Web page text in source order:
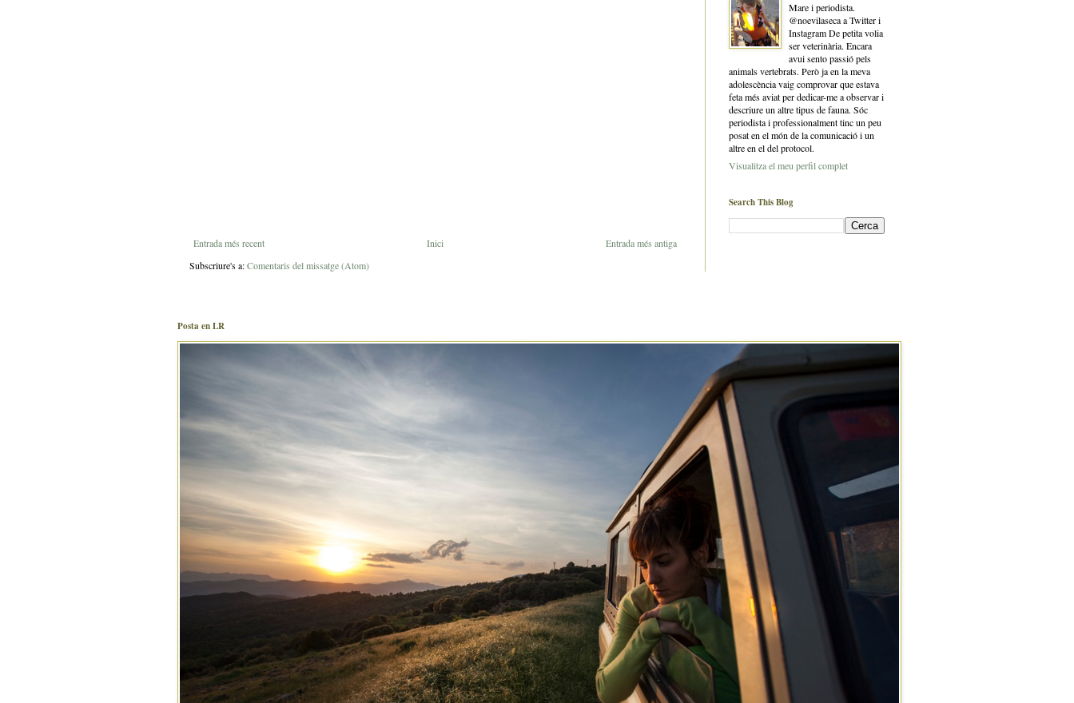
Entrada més recent Entrada més antiga
Inici
Subscriure's a:Comentaris del missatge (Atom)
Mare i periodista.
@noevilaseca a Twitter i
Instagram De petita volia
ser veterinària. Encara
avui sento passió pels
animals vertebrats. Però ja en la meva
adolescència vaig comprovar que estava
feta més aviat per dedicar-me a observar i
descriure un altre tipus de fauna. Sóc
periodista i professionalment tinc un peu
posat en el món de la comunicació i un
altre en el del protocol.
Visualitza el meu perfil complet
Search This Blog
Posta en LR